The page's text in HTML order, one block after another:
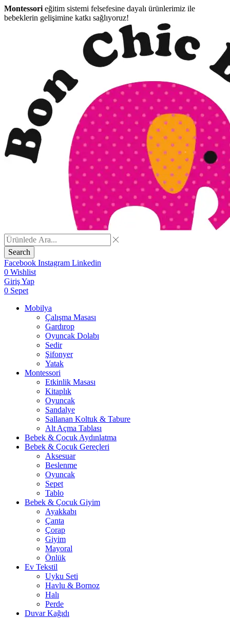
Montessori eğitim sistemi felsefesine dayalı ürünlerimiz ile
bebeklerin gelişimine katkı sağlıyoruz!
Search
Facebook Instagram Linkedin
0 Wishlist
Giriş Yap
0 Sepet
Mobilya
Çalışma Masası
Gardırop
⁠Oyuncak Dolabı
Sedir
Şifonyer
Yatak
Montessori
Etkinlik Masası
Kitaplık
Oyuncak
Sandalye
Sallanan Koltuk & Tabure
Alt Açma Tablası
Bebek & Çocuk Aydınlatma
Bebek & Çocuk Gereçleri
Aksesuar
Beslenme
Oyuncak
Sepet
Tablo
Bebek & Çocuk Giyim
Ayakkabı
Çanta
Çorap
Giyim
Mayoral
Önlük
Ev Tekstil
Uyku Seti
Havlu & Bornoz
Halı
Perde
Duvar Kağıdı